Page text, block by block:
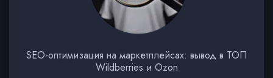
SEO-оптимизация на маркетплейсах: вывод в ТОП
Wildberries и Ozon